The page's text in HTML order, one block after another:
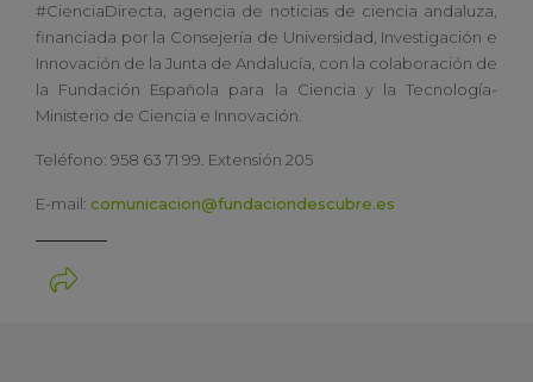
#CienciaDirecta, agencia de noticias de ciencia andaluza,
financiada por la Consejería de Universidad, Investigación e
Innovación de la Junta de Andalucía, con la colaboración de
la Fundación Española para la Ciencia y la Tecnología-
Ministerio de Ciencia e Innovación.
Teléfono: 958 63 71 99. Extensión 205
E-mail: comunicacion@fundaciondescubre.es